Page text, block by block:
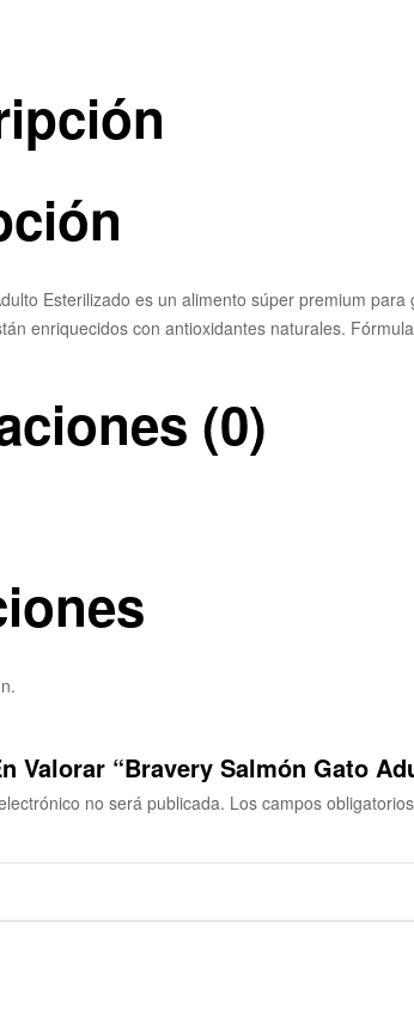
Esterilizado es un alimento súper premium
enriquecidos con antioxidantes naturales.
(0)
Valorar “Bravery Salmón Gato
no será publicada. Los campos